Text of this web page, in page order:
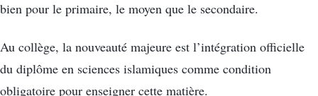
bien pour le primaire, le moyen que le secondaire.
Au collège, la nouveauté majeure est l’intégration officielle
du diplôme en sciences islamiques comme condition
obligatoire pour enseigner cette matière.